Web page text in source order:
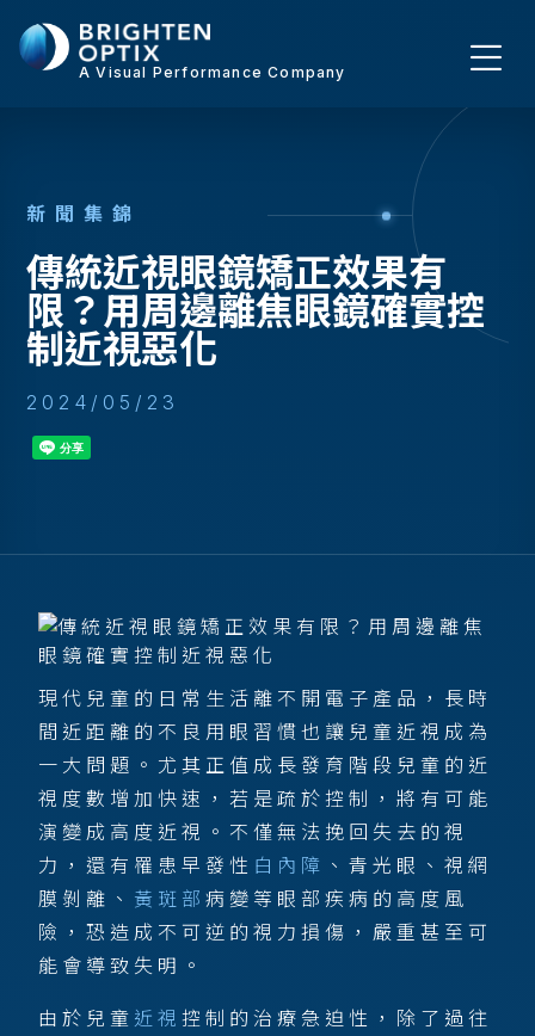
A Visual Performance Company
傳統近視眼鏡矯正效果有
限？用周邊離焦眼鏡確實控
制近視惡化
2024/05/23
新 聞集錦
現代兒童的日常生活離不開電子產品，長時
間近距離的不良用眼習慣也讓兒童近視成為
一大問題。尤其正值成長發育階段兒童的近
視度數增加快速，若是疏於控制，將有可能
演變成高度近視。不僅無法挽回失去的視
力，還有罹患早發性 白內障 、青光眼、視網
膜剝離、 黃斑部 病變等眼部疾病的高度風
險，恐造成不可逆的視力損傷，嚴重甚至可
能會導致失明。
由於兒童 近視 控制的治療急迫性，除了過往